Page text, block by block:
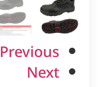
Previous
Next